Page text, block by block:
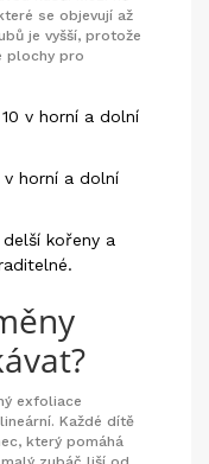
se objevují až
je vyšší, protože
plochy pro
v horní a dolní
v horní a dolní
kořeny a
exfoliace
Každé dítě
který pomáhá